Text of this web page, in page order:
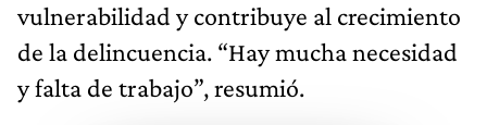
vulnerabilidad y contribuye al crecimiento
de la delincuencia. “Hay mucha necesidad
y falta de trabajo”, resumió.